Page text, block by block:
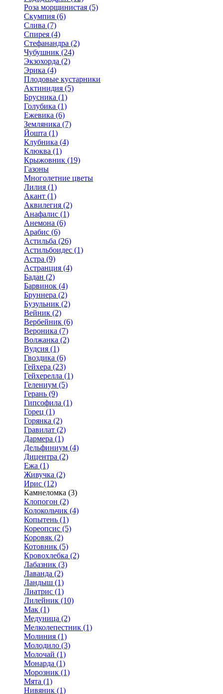
Роза морщинистая (5)
Скумпия (6)
Слива (7)
Спирея (4)
Стефанандра (2)
Чубушник (24)
Экзохорда (2)
Эрика (4)
Плодовые кустарники
Актинидия (5)
Брусника (1)
Голубика (1)
Ежевика (6)
Земляника (7)
Йошта (1)
Клубника (4)
Клюква (1)
Крыжовник (19)
Газоны
Многолетние цветы
Лилия (1)
Акант (1)
Аквилегия (2)
Анафалис (1)
Анемона (6)
Арабис (6)
Астильба (26)
Астильбоидес (1)
Астра (9)
Астранция (4)
Бадан (2)
Барвинок (4)
Бруннера (2)
Бузульник (2)
Вейник (2)
Вербейник (6)
Вероника (7)
Волжанка (2)
Вудсия (1)
Гвоздика (6)
Гейхера (23)
Гейхерелла (1)
Гелениум (5)
Герань (9)
Гипсофила (1)
Горец (1)
Горянка (2)
Гравилат (2)
Дармера (1)
Дельфиниум (4)
Дицентра (2)
Ежа (1)
Живучка (2)
Ирис (12)
Камнеломка (3)
Клопогон (2)
Колокольчик (4)
Копытень (1)
Кореопсис (5)
Коровяк (2)
Котовник (5)
Кровохлебка (2)
Лабазник (3)
Лаванда (2)
Ландыш (1)
Лиатрис (1)
Лилейник (10)
Мак (1)
Медуница (2)
Мелколепестник (1)
Молиния (1)
Молодило (3)
Молочай (1)
Монарда (1)
Морозник (1)
Мята (1)
Нивяник (1)